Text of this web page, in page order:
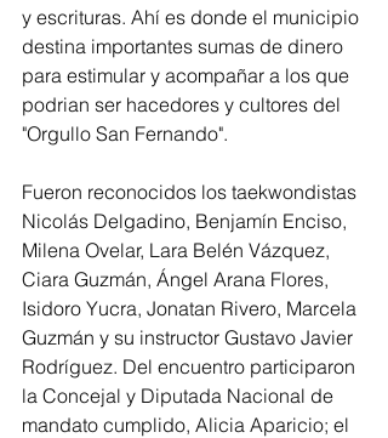
y escrituras. Ahí es donde el municipio
destina importantes sumas de dinero
para estimular y acompañar a los que
podrian ser hacedores y cultores del
"Orgullo San Fernando".
Fueron reconocidos los taekwondistas
Nicolás Delgadino, Benjamín Enciso,
Milena Ovelar, Lara Belén Vázquez,
Ciara Guzmán, Ángel Arana Flores,
Isidoro Yucra, Jonatan Rivero, Marcela
Guzmán y su instructor Gustavo Javier
Rodríguez. Del encuentro participaron
la Concejal y Diputada Nacional de
mandato cumplido, Alicia Aparicio; el